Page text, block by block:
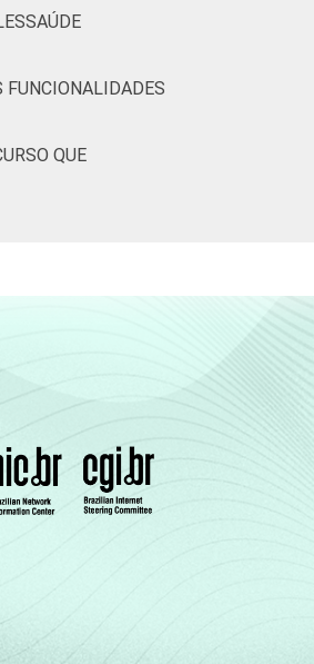
declararam não
pergunta sobre a
FUNCIONALIDADES
QUE